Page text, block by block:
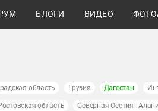
БЛОГИ ВИДЕО
область Грузия Дагестан
область Северная Осетия -